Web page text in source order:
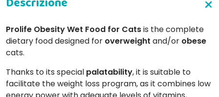
Prolife Obesity Wet Food for Catsis the complete
dietary food designed for overweight and/or obese
cats.
Thanks to its special palatability, it is suitable to
facilitate the weight loss program, as it combines low